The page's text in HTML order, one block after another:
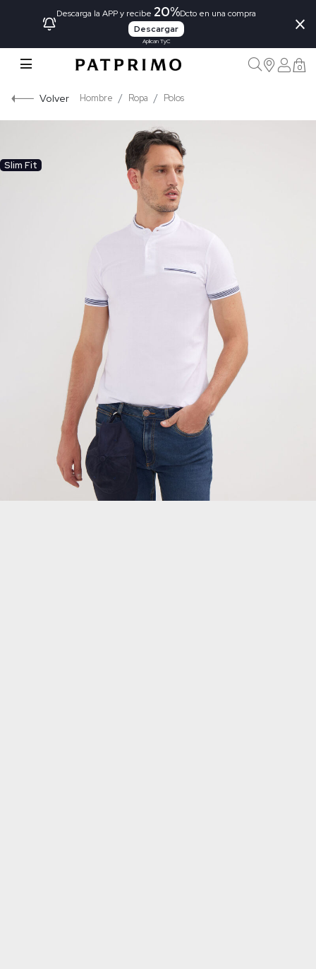
Descarga la APP y recibe 20%Dcto en una compra
Descargar
Aplican TyC
×
0
Volver Hombre Ropa Polos
Slim Fit